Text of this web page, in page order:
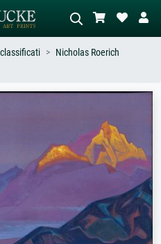
olio scuro, nudo in piedi vicino a un
albero.
Nicholas Roerich